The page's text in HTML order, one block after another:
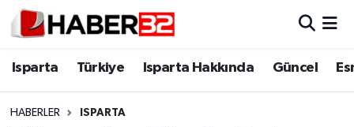
Isparta Türkiye Isparta Hakkında Güncel
HABERLER ISPARTA
Isparta
Isparta Nöbetçi Eczaneler